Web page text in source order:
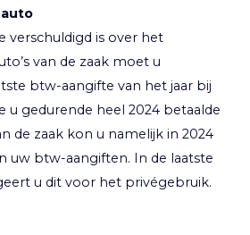
verschuldigd is over het
van de zaak moet u
btw-aangifte van het jaar bij
u gedurende heel 2024 betaalde
de zaak kon u namelijk in 2024
uw btw-aangiften. In de laatste
u dit voor het privégebruik.